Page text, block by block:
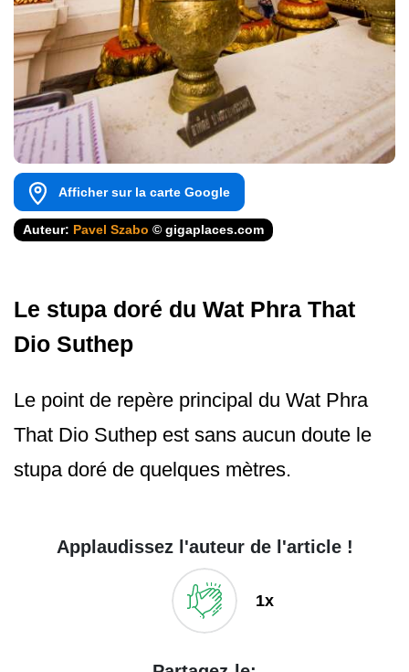
Afficher sur la carte Google
Auteur: Pavel Szabo © gigaplaces.com
Le stupa doré du Wat Phra That
Dio Suthep
Le point de repère principal du Wat Phra
That Dio Suthep est sans aucun doute le
stupa doré de quelques mètres.
Applaudissez l'auteur de l'article !
1x